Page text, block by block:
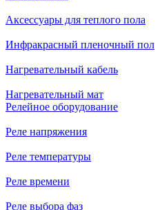
Аксессуары для теплого пола
Инфракрасный пленочный пол
Нагревательный кабель
Нагревательный мат
Релейное оборудование
Реле напряжения
Реле температуры
Реле времени
Реле выбора фаз